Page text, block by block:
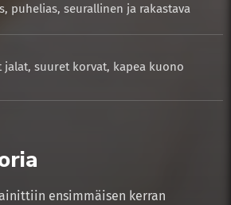
puhelias, seurallinen ja rakastava
jalat, suuret korvat, kapea kuono
ensimmäisen kerran